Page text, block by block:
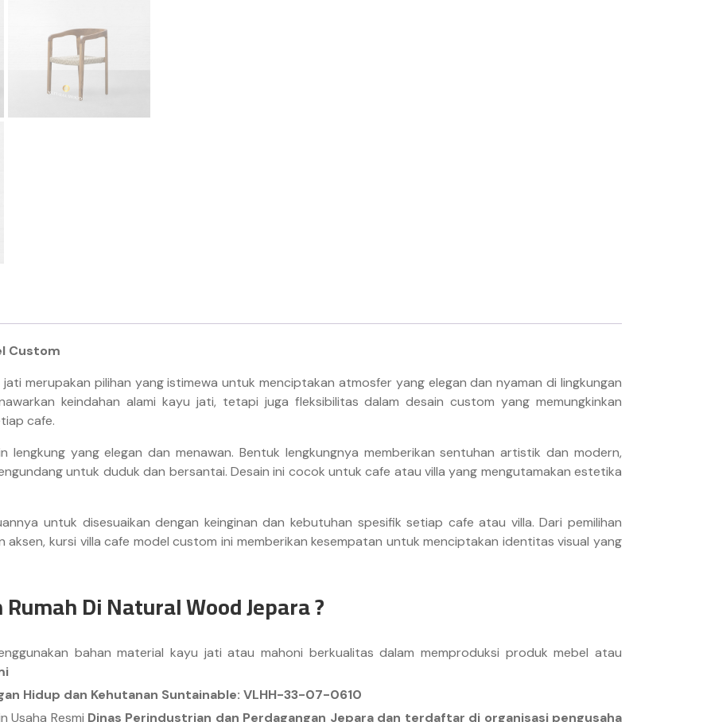
Custom
merupakan pilihan yang istimewa untuk menciptakan atmosfer yang elegan dan nyaman di lingkungan
keindahan alami kayu jati, tetapi juga fleksibilitas dalam desain custom yang memungkinkan
cafe.
lengkung yang elegan dan menawan. Bentuk lengkungnya memberikan sentuhan artistik dan modern,
untuk duduk dan bersantai. Desain ini cocok untuk cafe atau villa yang mengutamakan estetika
untuk disesuaikan dengan keinginan dan kebutuhan spesifik setiap cafe atau villa. Dari pemilihan
kursi villa cafe model custom ini memberikan kesempatan untuk menciptakan identitas visual yang
Di Natural Wood Jepara ?
bahan material kayu jati atau mahoni berkualitas dalam memproduksi produk mebel atau
Hidup dan Kehutanan Suntainable: VLHH-33-07-0610
Usaha Resmi Dinas Perindustrian dan Perdagangan Jepara dan terdaftar di organisasi pengusaha